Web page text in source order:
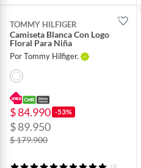
TOMMY HILFIGER
Camiseta Blanca Con Logo
Floral Para Niña
Por Tommy Hilfiger.
$ 84.990 -53%
$ 89.950
$ 179.900
(2)